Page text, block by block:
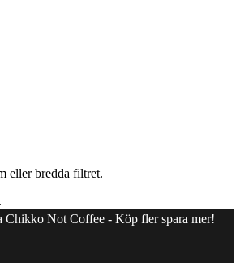
eller bredda filtret.
Chikko Not Coffee - Köp fler spara mer!